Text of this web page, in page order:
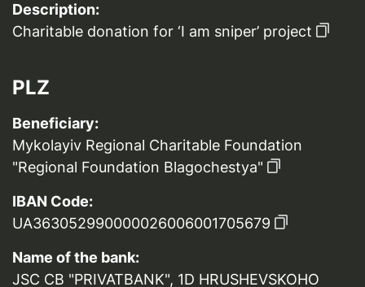
Description:
Charitable donation for ‘I am sniper’ project
PLZ
Beneficiary:
Mykolayiv Regional Charitable Foundation
"Regional Foundation Blagochestya"
IBAN Code:
UA363052990000026006001705679
Name of the bank:
JSC CB "PRIVATBANK", 1D HRUSHEVSKOHO